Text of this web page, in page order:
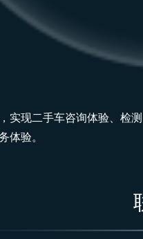
实现二手车咨询体验、检
体验。